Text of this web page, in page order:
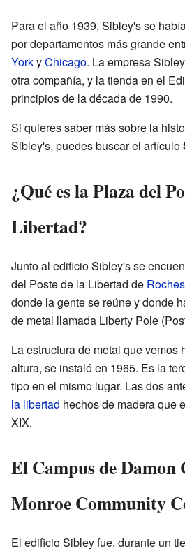
Para el año 1939, Sibley's se
por departamentos más grande
YorkyChicago. La empresa
otra compañía, y la tienda en el
principios de la década de 1990.
Si quieres saber más sobre la
Sibley's, puedes buscar el artículo
¿Qué es la Plaza del
Libertad?
Junto al edificio Sibley's se
del Poste de la Libertad de
donde la gente se reúne y donde
de metal llamada Liberty Pole
La estructura de metal que vemos
altura, se instaló en 1965. Es la
tipo en el mismo lugar. Las dos
la libertad hechos de madera que
XIX.
El Campus de Damon
Monroe Community
El edificio Sibley fue, durante un